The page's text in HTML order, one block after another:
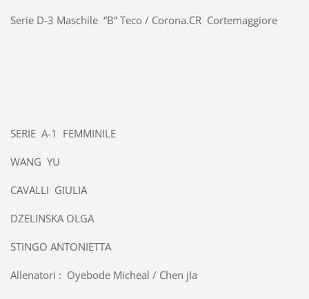
Serie D-3 Maschile “B” Teco / Corona.CR Cortemaggiore
SERIE A-1 FEMMINILE
WANG YU
CAVALLI GIULIA
DZELINSKA OLGA
STINGO ANTONIETTA
Allenatori : Oyebode Micheal / Chen jIa